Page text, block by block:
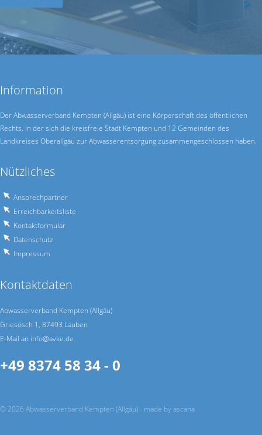
Information
Der Abwasserverband Kempten (Allgäu) ist eine Körperschaft des öffentlichen
Rechts, in der sich die kreisfreie Stadt Kempten und 12 Gemeinden des
Landkreises Oberallgäu zur Abwasser­entsorgung zusammen­geschlossen haben.
Nützliches
Ansprechpartner
Erreichbarkeitsliste
Kontaktformular
Datenschutz
Impressum
Kontaktdaten
Abwasserverband Kempten (Allgäu)
Griesösch 1, 87493 Lauben
E-Mail an info@avke.de
+49 8374 58 34 - 0
© 2026 Abwasserverband Kempten (Allgäu) - made by ascana